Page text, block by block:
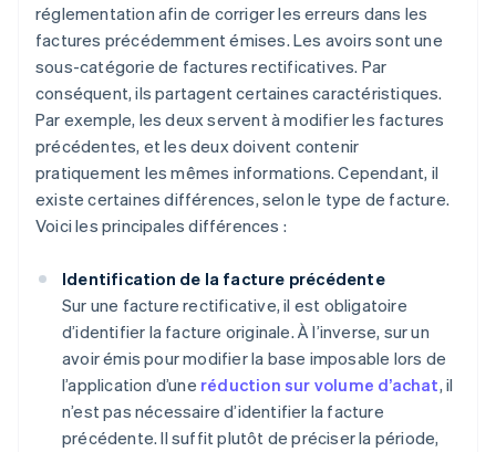
réglementation afin de corriger les erreurs dans les
factures précédemment émises. Les avoirs sont une
sous-catégorie de factures rectificatives. Par
conséquent, ils partagent certaines caractéristiques.
Par exemple, les deux servent à modifier les factures
précédentes, et les deux doivent contenir
pratiquement les mêmes informations. Cependant, il
existe certaines différences, selon le type de facture.
Voici les principales différences :
Identification de la facture précédente
Sur une facture rectificative, il est obligatoire
d’identifier la facture originale. À l’inverse, sur un
avoir émis pour modifier la base imposable lors de
l’application d’une réduction sur volume d’achat, il
n’est pas nécessaire d’identifier la facture
précédente. Il suffit plutôt de préciser la période,